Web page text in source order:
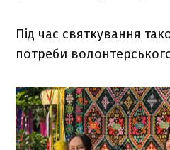
Під час святкування
потреби